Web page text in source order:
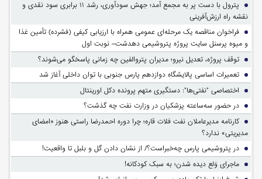
پترول با دست پر به مجمع آمد؛ جهش سودآوری، رشد ۱۱ برابری سود نقدی و
نقشه راه ارزش‌آفرینی
فراخوان مناقصه یک مرحله‌ای عمومی همراه با ارزیابی کیفی (فشرده) تأمین غذا
و میوه پرسنل سایت پروژه پتروشیمی دهدشت– نوبت اول
توقف پروژه، تعدیل نیرو؛ مدیران پتروالفین چه زمانی پاسخگو می‌شوند؟
تعمیرات اساسی پالایشگاه دوازدهم پارس جنوبی با توان داخلی آغاز شد
اختصاصی "نفتی‌ها": دستگیری متهم پرونده دکل اورینتال
در حضور سه‌ساعته پزشکیان در وزارت نفت چه گذشت؟
کارنامه مدیرعاملان نفت فلات قاره؛ چرا دوره احمدرضا راستی هنوز «امضای
مدیریتی» ندارد؟
در پتروشیمی پارس چه‌خبراست؟/ از نشان دادن گل و بلبل تا واقعیت!
ماجرای وَلع دیده شدن؛ به سبک کودکانه!